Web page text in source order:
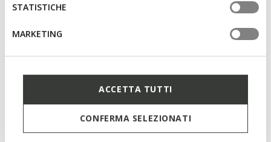
STATISTICHE
MARKETING
ACCETTA TUTTI
CONFERMA SELEZIONATI